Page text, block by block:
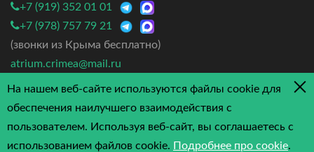
+7 (919) 352 01 01
+7 (978) 757 79 21
(звонки из Крыма бесплатно)
atrium.crimea@mail.ru
4.7/5 - 3 отзыва
На нашем веб-сайте используются файлы cookie для
обеспечения наилучшего взаимодействия с
пользователем. Используя веб-сайт, вы соглашаетесь с
использованием файлов cookie. Подробнее про cookie.